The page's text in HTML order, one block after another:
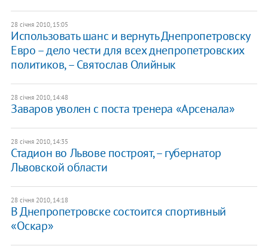
28 січня 2010, 15:05
Использовать шанс и вернуть Днепропетровску
Евро – дело чести для всех днепропетровских
политиков, – Святослав Олийнык
28 січня 2010, 14:48
Заваров уволен с поста тренера «Арсенала»
28 січня 2010, 14:35
Стадион во Львове построят, – губернатор
Львовской области
28 січня 2010, 14:18
В Днепропетровске состоится спортивный
«Оскар»